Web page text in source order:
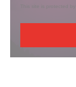
This site is protected by